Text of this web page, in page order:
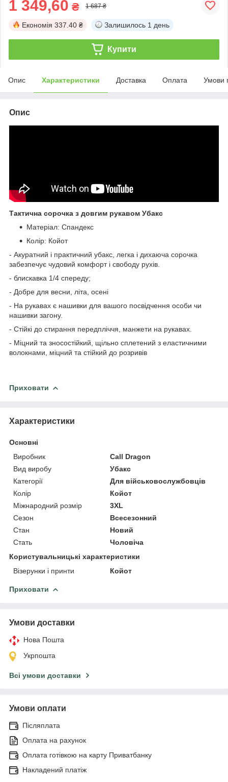
1 349,60 ₴ 1 687 ₴
Економія 337.40 ₴ Залишилось 1 день
Купити
Опис Характеристики Доставка Оплата Умови
Опис
Тактична сорочка з довгим рукавом Убакс
Матеріал: Спандекс
Колір: Койот
- Акуратний і практичний убакс, легка і дихаюча сорочка
забезпечує чудовий комфорт і свободу рухів.
- блискавка 1/4 спереду;
- Добре для весни, літа, осені
- На рукавах є нашивки для вашого посвідчення особи чи
нашивки загону.
- Стійкі до стирання передпліччя, манжети на рукавах.
- Міцний та зносостійкий, щільно сплетений з еластичними
волокнами, міцний та стійкий до розривів
Приховати
Характеристики
Основні
Виробник
Call Dragon
Вид виробу
Убакс
Категорії
Для військовослужбовців
Колір
Койот
Міжнародний розмір
3XL
Сезон
Всесезонний
Стан
Новий
Стать
Чоловіча
Користувальницькі характеристики
Візерунки і принти
Койот
Приховати
Умови доставки
Нова Пошта
Укрпошта
Всі умови доставки
Умови оплати
Післяплата
Оплата на рахунок
Оплата готівкою на карту Приватбанку
Накладений платіж